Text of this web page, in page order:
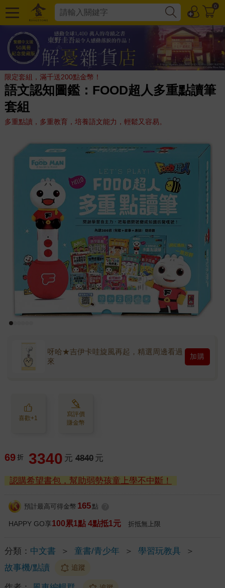
0
限定套組，滿千送200點金幣！
語文認知圖鑑：FOOD超人多重點讀筆
套組
多重點讀，多重教育，培養語文能力，輕鬆又容易。
呀哈★吉伊卡哇旋風再起，精選周邊看過
來
加購
喜歡+1
寫評價
賺金幣
69 折 3340 元 4840 元
認購希望書包，幫助弱勢孩童上學不中斷！
預計最高可得金幣 165 點
HAPPY GO享100累1點 4點抵1元 折抵無上限
分類： 中文書 ＞ 童書/青少年 ＞ 學習玩教具
＞
故事機/點讀
追蹤